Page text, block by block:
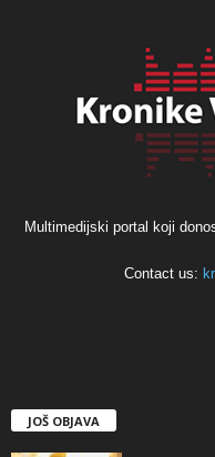
Multimedijski portal koji
Contact us:
JOŠ OBJAVA